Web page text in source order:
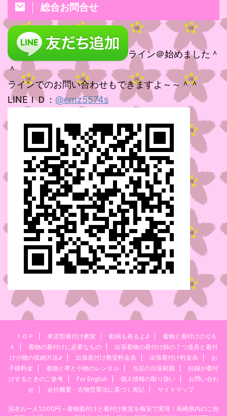
総合お問合せ
ライン＠始めました＾
＾
ラインでのお問い合わせもできますよ～～＾＾
LINEＩＤ： @emz5574s
ＴＯＰ 来店型着付け教室 動画も有るよ♪
着物と着付けのＱ＆
Ａ
着物の着付けに必要なもの
出張着物の着付け師の７つ道具と着付
け小物の収納方法♪
出張着付け教室料金表 出張着付け料金表
お
子様料金
着物と帯と小物のレンタル 当店の出張範囲
妊婦が着付
けするときのご参考
For English 個人情報の取り扱い
お問い合わ
せ
会社概要・古物営業法に基づく表記 サイトマップ
浴衣お一人1,000円～着物着付けと着付け教室を格安で実現！長崎県内のご自